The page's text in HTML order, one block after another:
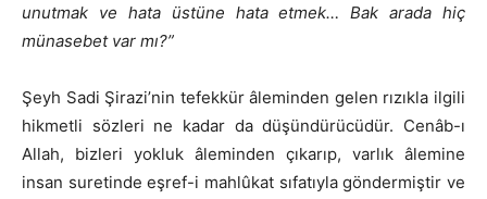
unutmak ve hata üstüne hata etmek… Bak arada hiç
münasebet var mı?”
Şeyh Sadi Şirazi’nin tefekkür âleminden gelen rızıkla ilgili
hikmetli sözleri ne kadar da düşündürücüdür. Cenâb-ı
Allah, bizleri yokluk âleminden çıkarıp, varlık âlemine
insan suretinde eşref-i mahlûkat sıfatıyla göndermiştir ve